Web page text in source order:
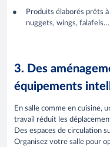
Produits élaborés prêts
nuggets, wings, falafels…
3. Des
équipements
En salle comme en cuisine,
travail réduit les
Des espaces de circulation
Organisez votre salle pour